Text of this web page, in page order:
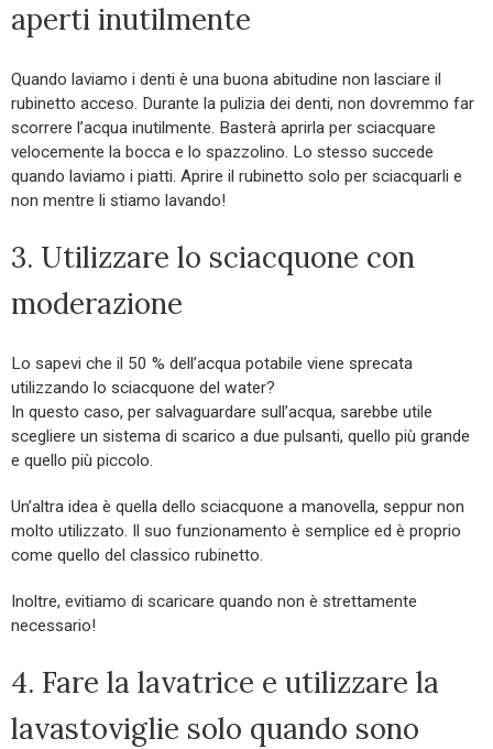
aperti inutilmente
Quando laviamo i denti è una buona abitudine non lasciare il
rubinetto acceso. Durante la pulizia dei denti, non dovremmo far
scorrere l’acqua inutilmente. Basterà aprirla per sciacquare
velocemente la bocca e lo spazzolino. Lo stesso succede
quando laviamo i piatti. Aprire il rubinetto solo per sciacquarli e
non mentre li stiamo lavando!
3. Utilizzare lo sciacquone con
moderazione
Lo sapevi che il 50 % dell’acqua potabile viene sprecata
utilizzando lo sciacquone del water?
In questo caso, per salvaguardare sull’acqua, sarebbe utile
scegliere un sistema di scarico a due pulsanti, quello più grande
e quello più piccolo.
Un’altra idea è quella dello sciacquone a manovella, seppur non
molto utilizzato. Il suo funzionamento è semplice ed è proprio
come quello del classico rubinetto.
Inoltre, evitiamo di scaricare quando non è strettamente
necessario!
4. Fare la lavatrice e utilizzare la
lavastoviglie solo quando sono